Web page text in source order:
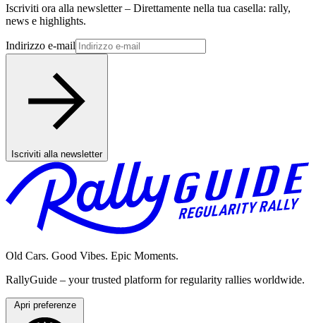
Iscriviti ora alla newsletter – Direttamente nella tua casella: rally,
news e highlights.
Indirizzo e-mail
Iscriviti alla newsletter
Old Cars. Good Vibes. Epic Moments.
RallyGuide – your trusted platform for regularity rallies worldwide.
Apri preferenze